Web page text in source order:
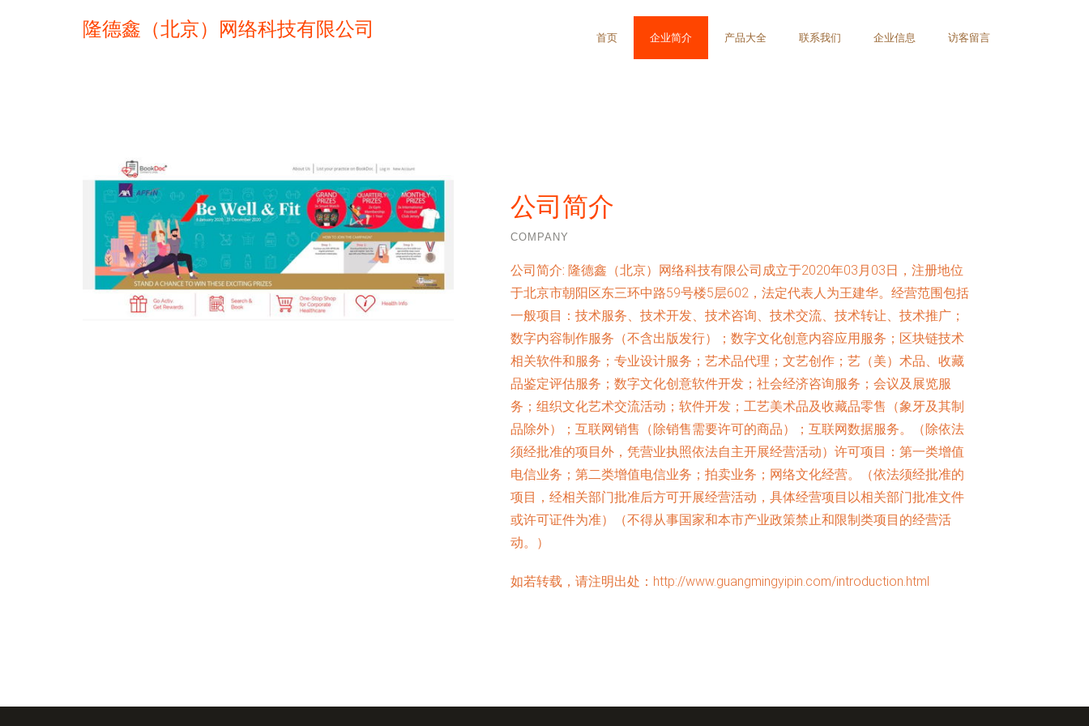
隆德鑫（北京）网络科技有限公司 首页 企业简介 产品大全 联系我们 企业信息 访客留言
公司简介
COMPANY
公司简介: 隆德鑫（北京）网络科技有限公司成立于2020年03月03日，注册地位
于北京市朝阳区东三环中路59号楼5层602，法定代表人为王建华。经营范围包括
一般项目：技术服务、技术开发、技术咨询、技术交流、技术转让、技术推广；
数字内容制作服务（不含出版发行）；数字文化创意内容应用服务；区块链技术
相关软件和服务；专业设计服务；艺术品代理；文艺创作；艺（美）术品、收藏
品鉴定评估服务；数字文化创意软件开发；社会经济咨询服务；会议及展览服
务；组织文化艺术交流活动；软件开发；工艺美术品及收藏品零售（象牙及其制
品除外）；互联网销售（除销售需要许可的商品）；互联网数据服务。（除依法
须经批准的项目外，凭营业执照依法自主开展经营活动）许可项目：第一类增值
电信业务；第二类增值电信业务；拍卖业务；网络文化经营。（依法须经批准的
项目，经相关部门批准后方可开展经营活动，具体经营项目以相关部门批准文件
或许可证件为准）（不得从事国家和本市产业政策禁止和限制类项目的经营活
动。）
如若转载，请注明出处：http://www.guangmingyipin.com/introduction.html